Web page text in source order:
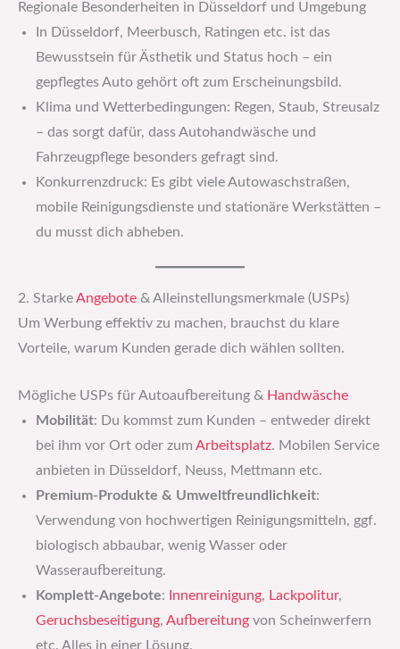
Regionale Besonderheiten in Düsseldorf und Umgebung
In Düsseldorf, Meerbusch, Ratingen etc. ist das
Bewusstsein für Ästhetik und Status hoch – ein
gepflegtes Auto gehört oft zum Erscheinungsbild.
Klima und Wetterbedingungen: Regen, Staub, Streusalz
– das sorgt dafür, dass Autohandwäsche und
Fahrzeugpflege besonders gefragt sind.
Konkurrenzdruck: Es gibt viele Autowaschstraßen,
mobile Reinigungsdienste und stationäre Werkstätten –
du musst dich abheben.
2. Starke Angebote & Alleinstellungsmerkmale (USPs)
Um Werbung effektiv zu machen, brauchst du klare
Vorteile, warum Kunden gerade dich wählen sollten.
Mögliche USPs für Autoaufbereitung & Handwäsche
Mobilität: Du kommst zum Kunden – entweder direkt
bei ihm vor Ort oder zum Arbeitsplatz. Mobilen Service
anbieten in Düsseldorf, Neuss, Mettmann etc.
Premium-Produkte & Umweltfreundlichkeit:
Verwendung von hochwertigen Reinigungsmitteln, ggf.
biologisch abbaubar, wenig Wasser oder
Wasseraufbereitung.
Komplett-Angebote: Innenreinigung, Lackpolitur,
Geruchsbeseitigung, Aufbereitung von Scheinwerfern
etc. Alles in einer Lösung.